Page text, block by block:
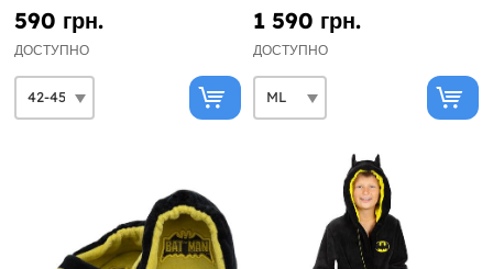
590 грн.
ДОСТУПНО
1 590 грн.
ДОСТУПНО